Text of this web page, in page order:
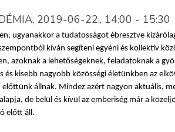
2019-06-22., 14:00 - 15:30
ugyanakkor a tudatosságot ébresztve
kíván segíteni egyéni és kollektív
azoknak a lehetőségeknek, feladatoknak a
és kisebb nagyobb közösségi életünkben az
állnak. Mindez azért nagyon aktuális,
de belül és kívül az emberiség már a
előtt áll.